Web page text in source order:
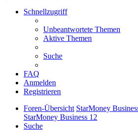
Schnellzugriff
Unbeantwortete Themen
Aktive Themen
Suche
FAQ
Anmelden
Registrieren
Foren-Übersicht StarMoney
StarMoney Business 12
Suche